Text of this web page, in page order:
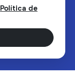
Política de